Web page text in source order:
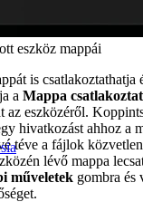
eszköz mappái
is csatlakoztathatja
a Mappa
az eszközéről.
hivatkozást ahhoz a
téve a fájlok
lévő mappa
műveletek gombra és